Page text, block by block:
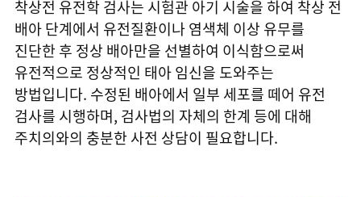
착상전 유전검사
습관성유산
반복착상실패
다낭성 난소증후군
착상전 유전학 검사는 시험관 아기 시술을 하여 착상 전
배아 단계에서 유전질환이나 염색체 이상 유무를
진단한 후 정상 배아만을 선별하여 이식함으로써
유전적으로 정상적인 태아 임신을 도와주는
방법입니다. 수정된 배아에서 일부 세포를 떼어 유전
검사를 시행하며, 검사법의 자체의 한계 등에 대해
주치의와의 충분한 사전 상담이 필요합니다.